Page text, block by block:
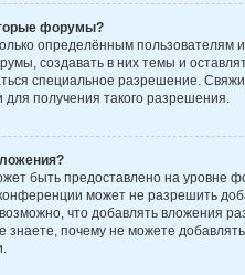
форумы?
определённым пользователям
создавать в них темы и
специальное разрешение.
получения такого разрешения.
быть предоставлено на уровне
может не разрешить
что добавлять вложения
знаете, почему не можете